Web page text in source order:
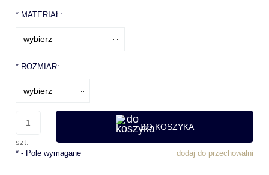
* MATERIAŁ:
* ROZMIAR:
szt.
DO KOSZYKA
dodaj do przechowalni
* - Pole wymagane